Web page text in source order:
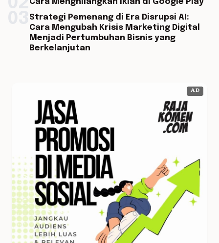
Cara Menghilangkan Iklan di Google Play
Strategi Pemenang di Era Disrupsi AI:
Cara Mengubah Krisis Marketing Digital
Menjadi Pertumbuhan Bisnis yang
Berkelanjutan
AD